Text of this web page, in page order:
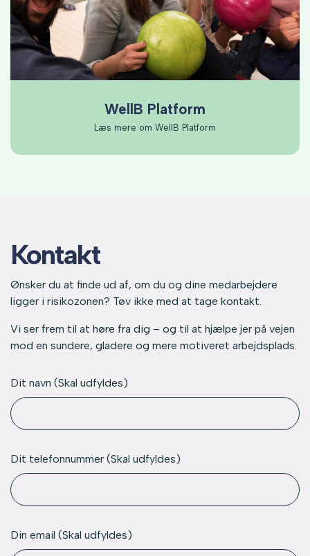
WellB Platform
Læs mere om WellB Platform
Kontakt
Ønsker du at finde ud af, om du og dine medarbejdere
ligger i risikozonen? Tøv ikke med at tage kontakt.
Vi ser frem til at høre fra dig – og til at hjælpe jer på vejen
mod en sundere, gladere og mere motiveret arbejdsplads.
Dit navn (Skal udfyldes)
Dit telefonnummer (Skal udfyldes)
Din email (Skal udfyldes)